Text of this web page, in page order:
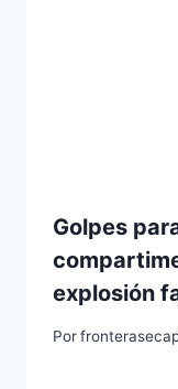
Golpes
explosión
Por